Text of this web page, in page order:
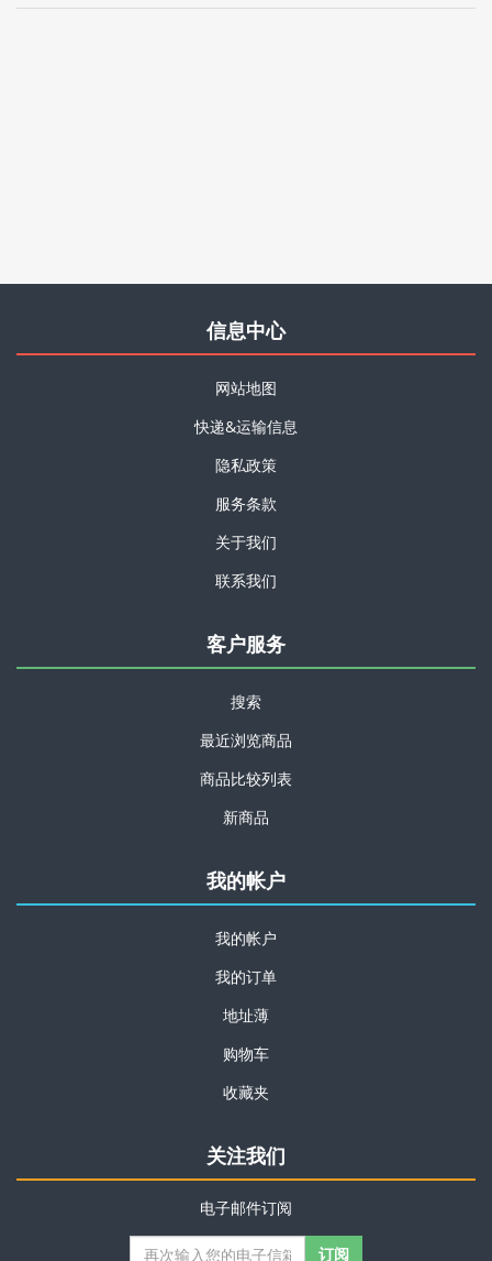
信息中心
网站地图
快递&运输信息
隐私政策
服务条款
关于我们
联系我们
客户服务
搜索
最近浏览商品
商品比较列表
新商品
我的帐户
我的帐户
我的订单
地址薄
购物车
收藏夹
关注我们
电子邮件订阅